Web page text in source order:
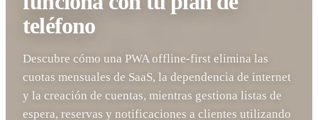
teléfono
Descubre cómo una PWA offline-first elimina las
cuotas mensuales de SaaS, la dependencia de internet
y la creación de cuentas, mientras gestiona listas de
espera, reservas y notificaciones a clientes utilizando